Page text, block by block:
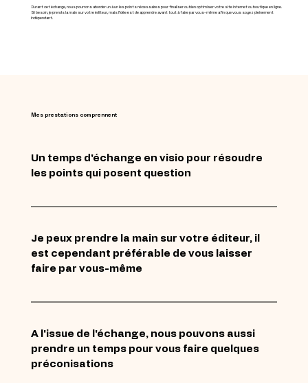
Durant cet échange, nous pourrons aborder un à un les points nécessaires pour finaliser ou bien optimiser votre site internet ou boutique en ligne.
Si besoin, je prends la main sur votre éditeur, mais l'idée est de apprendre avant tout à faire par vous-même afin que vous soyez pleinement
indépendant.
Mes prestations comprennent
Un temps d'échange en visio pour résoudre
les points qui posent question
Je peux prendre la main sur votre éditeur, il
est cependant préférable de vous laisser
faire par vous-même
A l'issue de l'échange, nous pouvons aussi
prendre un temps pour vous faire quelques
préconisations